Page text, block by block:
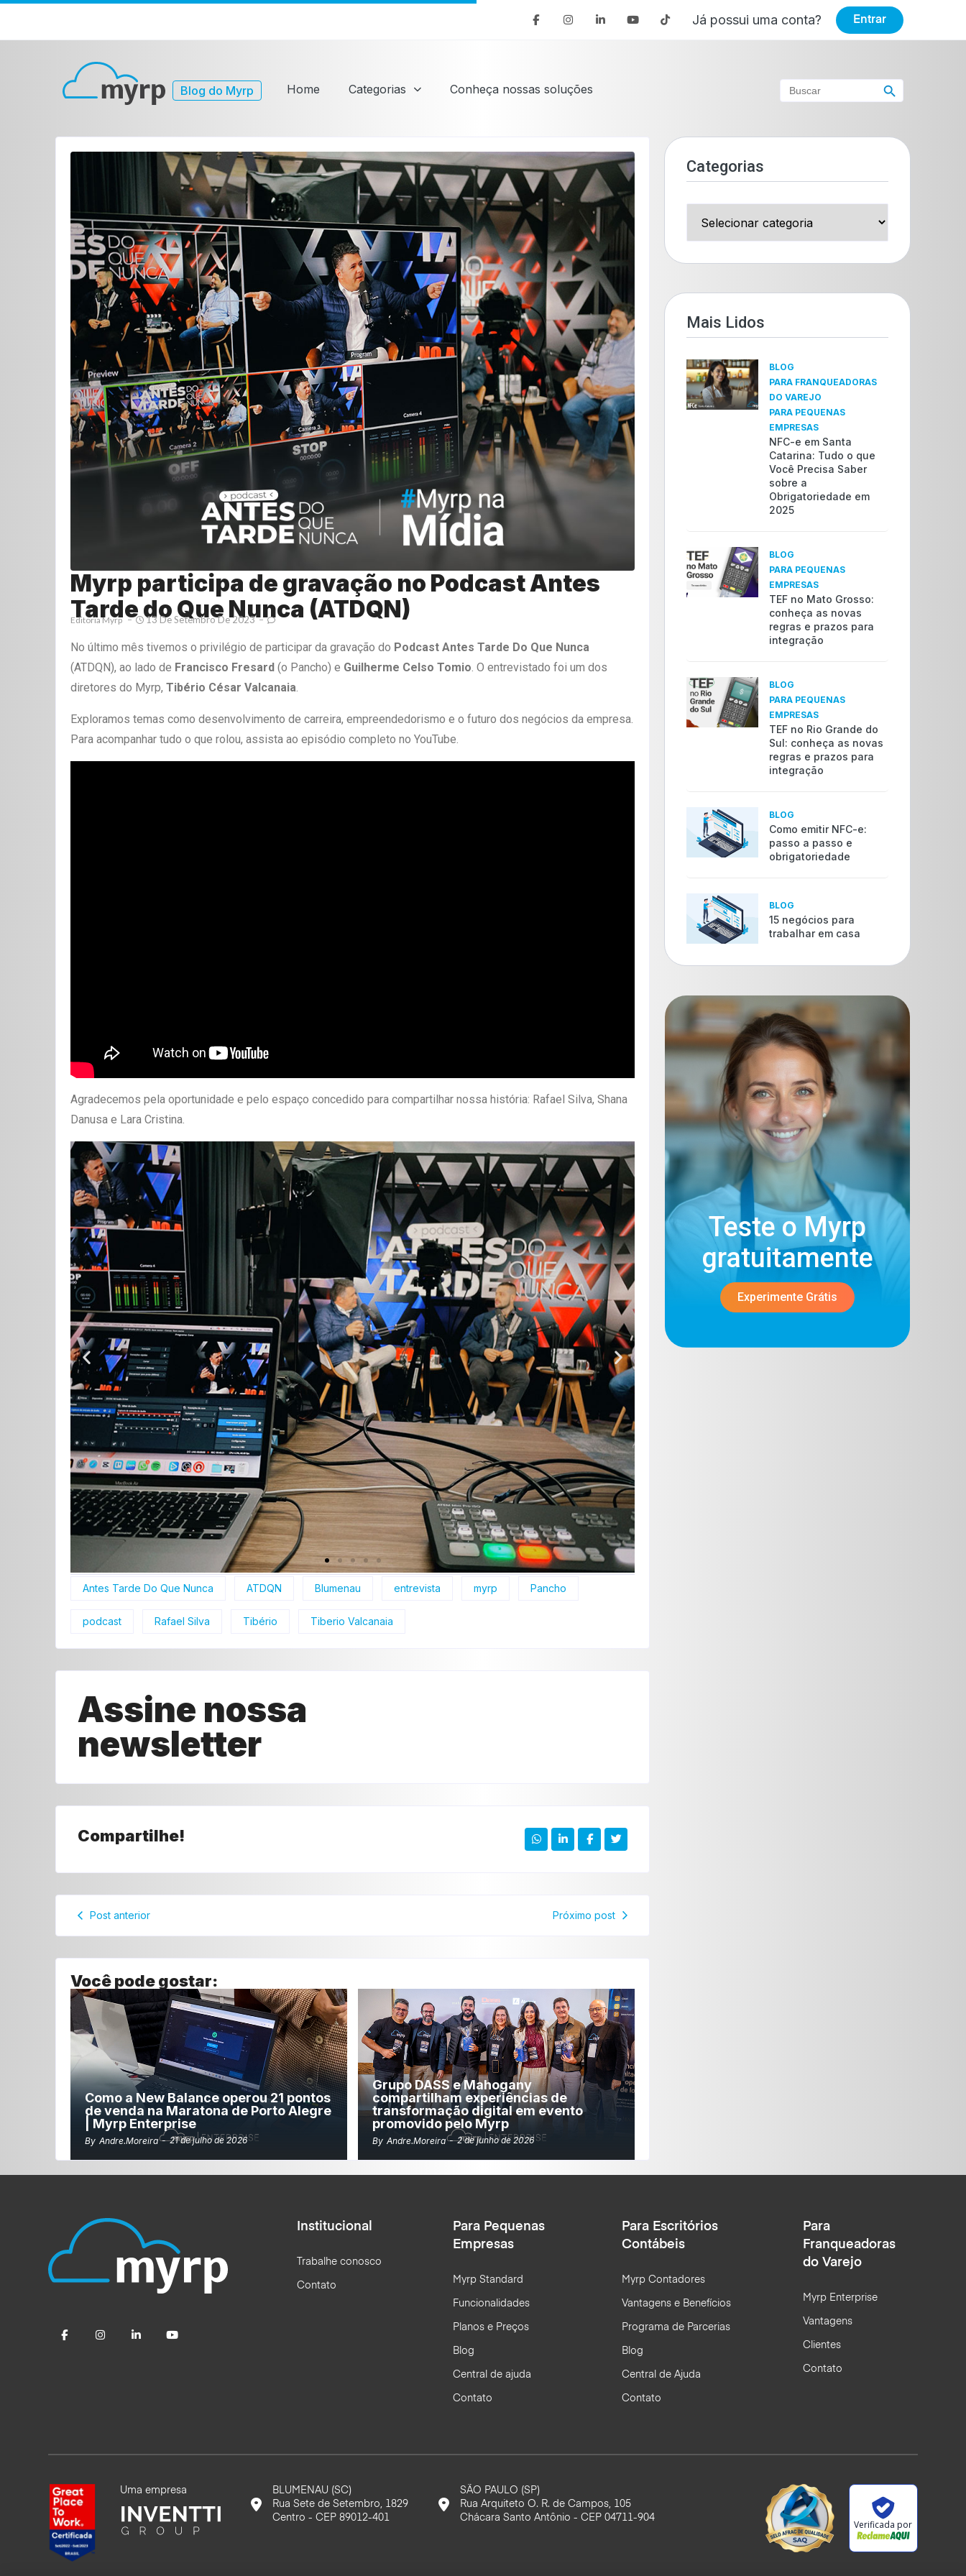
Já possui uma conta? Entrar
Blog do Myrp Home Categorias Conheça nossas soluções
Search
for:
Search Button
Myrp participa de gravação no Podcast Antes
Tarde do Que Nunca (ATDQN)
Editoria Myrp 13 De Setembro De 2023
No último mês tivemos o privilégio de participar da gravação do Podcast Antes Tarde Do Que Nunca
(ATDQN), ao lado de Francisco Fresard (o Pancho) e Guilherme Celso Tomio . O entrevistado foi um dos
diretores do Myrp, Tibério César Valcanaia
Exploramos temas como desenvolvimento de carreira, empreendedorismo e o futuro dos negócios da empresa.
Para acompanhar tudo o que rolou, assista ao episódio completo no YouTube.
Agradecemos pela oportunidade e pelo espaço concedido para compartilhar nossa história: Rafael Silva, Shana
Danusa e Lara Cristina.
Antes Tarde Do Que Nunca ATDQN Blumenau entrevista myrp Pancho
podcast Rafael Silva Tibério Tiberio Valcanaia
Assine nossa
newsletter
Compartilhe!
Post anterior Próximo post
Você pode gostar:
Como a New Balance operou 21 pontos
de venda na Maratona de Porto Alegre
| Myrp Enterprise
By Andre.moreira - 21 de julho de 2026
Grupo DASS e Mahogany
compartilham experiências de
transformação digital em evento
promovido pelo Myrp
By Andre.moreira - 2 de junho de 2026
Categorias
Mais Lidos​
BLOG
PARA FRANQUEADORAS
DO VAREJO
PARA PEQUENAS
EMPRESAS
NFC-e em Santa
Catarina: Tudo o que
Você Precisa Saber
sobre a
Obrigatoriedade em
2025
BLOG
PARA PEQUENAS
EMPRESAS
TEF no Mato Grosso:
conheça as novas
regras e prazos para
integração
BLOG
PARA PEQUENAS
EMPRESAS
TEF no Rio Grande do
Sul: conheça as novas
regras e prazos para
integração
BLOG
Como emitir NFC-e:
passo a passo e
obrigatoriedade
BLOG
15 negócios para
trabalhar em casa
Teste o Myrp
gratuitamente​
Experimente Grátis
Institucional
Trabalhe conosco
Contato
Para Pequenas
Empresas
Myrp Standard
Funcionalidades
Planos e Preços
Blog
Central de ajuda
Contato
Para Escritórios
Contábeis
Myrp Contadores
Vantagens e Benefícios
Programa de Parcerias
Blog
Central de Ajuda
Contato
Para
Franqueadoras
do Varejo
Myrp Enterprise
Vantagens
Clientes
Contato
Uma empresa
BLUMENAU (SC)
Rua Sete de Setembro, 1829
Centro - CEP 89012-401
SÃO PAULO (SP)
Rua Arquiteto O. R. de Campos, 105
Chácara Santo Antônio - CEP 04711-904
Verificada por